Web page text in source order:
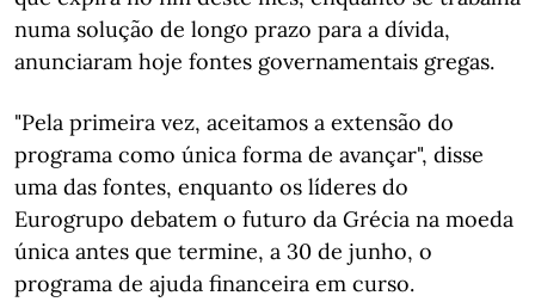
numa solução de longo prazo para a dívida,
anunciaram hoje fontes governamentais gregas.
"Pela primeira vez, aceitamos a extensão do
programa como única forma de avançar", disse
uma das fontes, enquanto os líderes do
Eurogrupo debatem o futuro da Grécia na moeda
única antes que termine, a 30 de junho, o
programa de ajuda financeira em curso.